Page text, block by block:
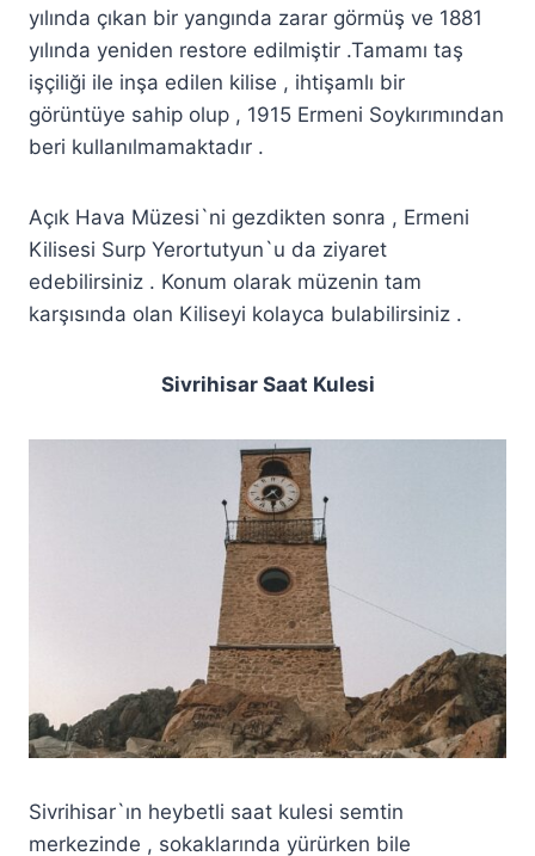
yılında çıkan bir yangında zarar görmüş ve 1881
yılında yeniden restore edilmiştir .Tamamı taş
işçiliği ile inşa edilen kilise , ihtişamlı bir
görüntüye sahip olup , 1915 Ermeni Soykırımından
beri kullanılmamaktadır .
Açık Hava Müzesi`ni gezdikten sonra , Ermeni
Kilisesi Surp Yerortutyun`u da ziyaret
edebilirsiniz . Konum olarak müzenin tam
karşısında olan Kiliseyi kolayca bulabilirsiniz .
Sivrihisar Saat Kulesi
Sivrihisar`ın heybetli saat kulesi semtin
merkezinde , sokaklarında yürürken bile